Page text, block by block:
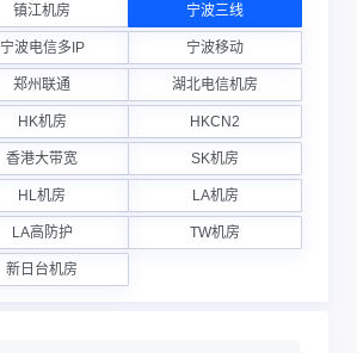
镇江机房 宁波三线
宁波电信多IP 宁波移动
郑州联通 湖北电信机房
HK机房 HKCN2
香港大带宽 SK机房
HL机房 LA机房
LA高防护 TW机房
新日台机房